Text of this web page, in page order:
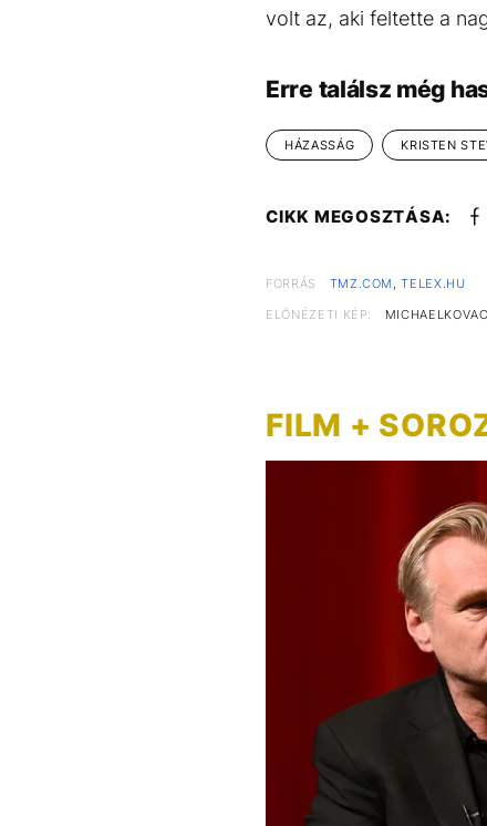
volt az, aki feltette a
Erre találsz még
HÁZASSÁG KRISTEN
CIKK MEGOSZTÁSA:
FORRÁS TMZ.COM ,TELEX.HU
ELŐNÉZETI KÉP:
FILM +